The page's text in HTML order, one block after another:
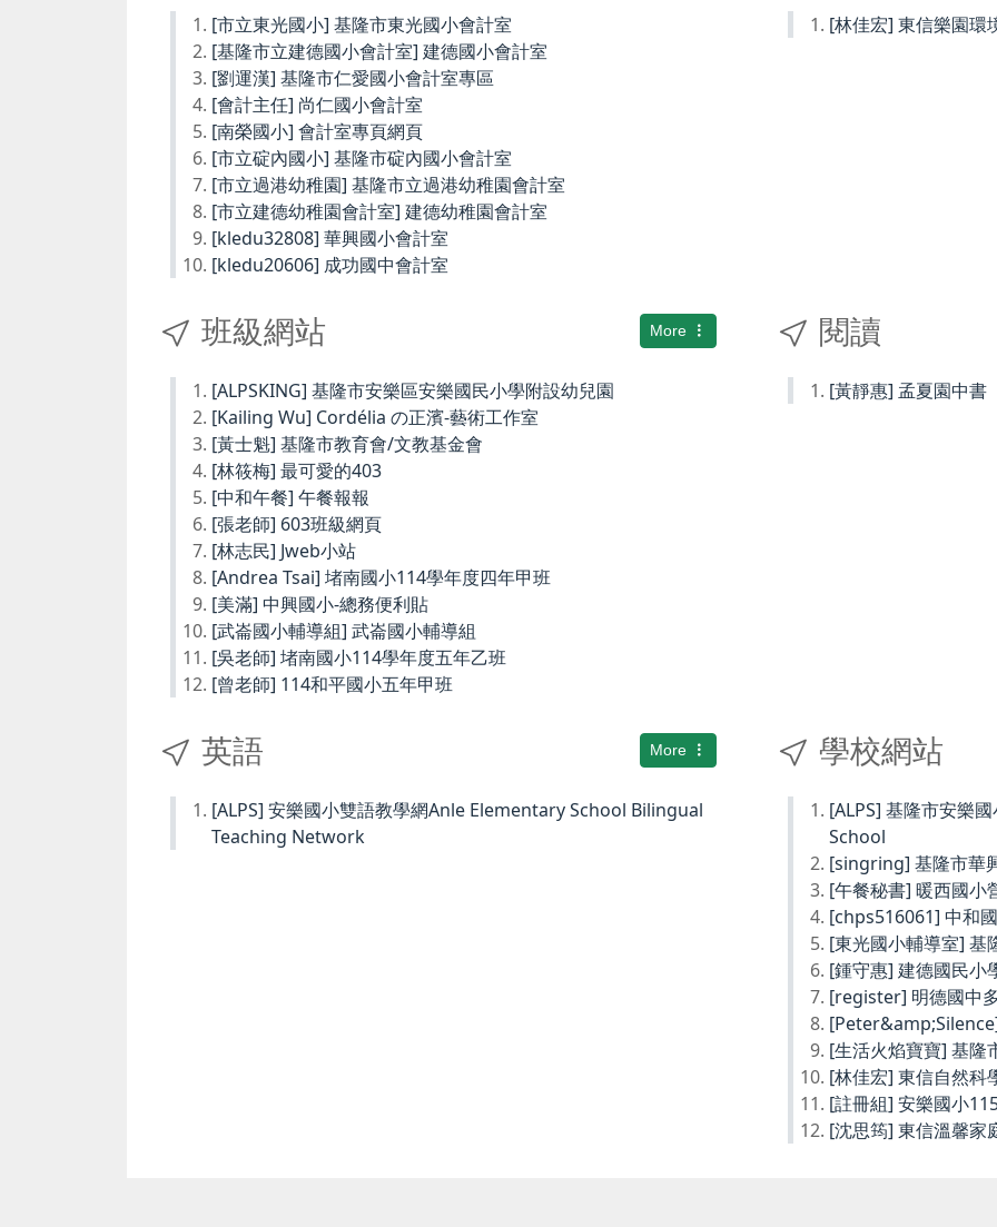
[市立東光國小] 基隆市東光國小會計室
[基隆市立建德國小會計室] 建德國小會計室
[劉運漢] 基隆市仁愛國小會計室專區
[會計主任] 尚仁國小會計室
[南榮國小] 會計室專頁網頁
[市立碇內國小] 基隆市碇內國小會計室
[市立過港幼稚園] 基隆市立過港幼稚園會計室
[市立建德幼稚園會計室] 建德幼稚園會計室
[kledu32808] 華興國小會計室
[kledu20606] 成功國中會計室
[林佳宏] 東信樂園環
More
班級網站
[ALPSKING] 基隆市安樂區安樂國民小學附設幼兒園
[Kailing Wu] Cordélia の正濱-藝術工作室
[黃士魁] 基隆市教育會/文教基金會
[林筱梅] 最可愛的403
[中和午餐] 午餐報報
[張老師] 603班級網頁
[林志民] Jweb小站
[Andrea Tsai] 堵南國小114學年度四年甲班
[美滿] 中興國小-總務便利貼
[武崙國小輔導組] 武崙國小輔導組
[吳老師] 堵南國小114學年度五年乙班
[曾老師] 114和平國小五年甲班
閱讀
[黃靜惠] 孟夏園中書
More
英語
[ALPS] 安樂國小雙語教學網Anle Elementary School Bilingual
Teaching Network
學校網站
[ALPS] 基隆市安樂
School
[singring] 基隆市華
[午餐秘書] 暖西國小
[chps516061] 中和
[東光國小輔導室] 基
[鍾守惠] 建德國民小
[register] 明德國中
[生活火焰寶寶] 基隆
[林佳宏] 東信自然科
[註冊組] 安樂國小
[沈思筠] 東信溫馨家